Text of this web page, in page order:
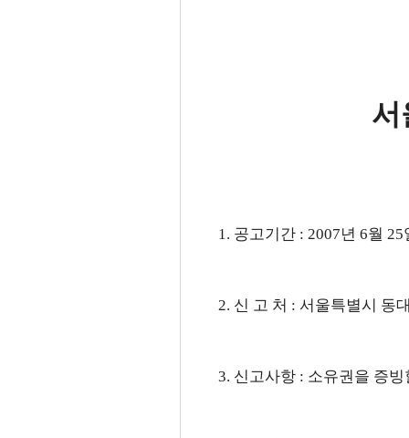
서
1. 공고기간 : 2007년 6월
2. 신 고 처 : 서울특별시 동
3. 신고사항 : 소유권을 증